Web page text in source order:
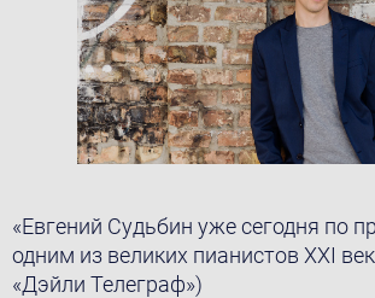
«Евгений Судьбин уже сегодня по
одним из великих пианистов ХХI
«Дэйли Телеграф»)